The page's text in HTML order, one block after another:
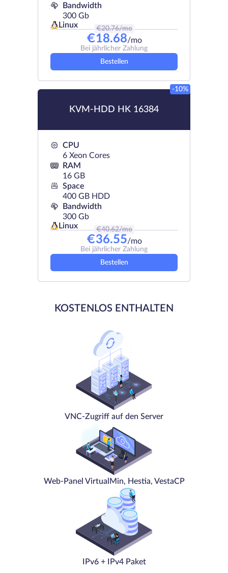
Bandwidth
300 Gb
Linux
€20.76/mo
€18.68/mo
Bei jährlicher Zahlung
Bestellen
KVM-HDD HK 16384
-10%
CPU
6 Xeon Cores
RAM
16 GB
Space
400 GB HDD
Bandwidth
300 Gb
Linux
€40.62/mo
€36.55/mo
Bei jährlicher Zahlung
Bestellen
KOSTENLOS ENTHALTEN
VNC-Zugriff auf den Server
Web-Panel VirtualMin, Hestia, VestaCP
IPv6 + IPv4 Paket